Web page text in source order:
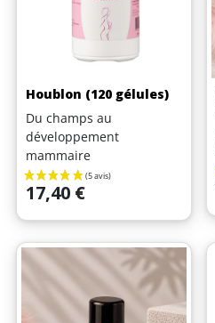
Houblon (120 gélules)
Du champs au
développement
mammaire
Prix
17,40 €